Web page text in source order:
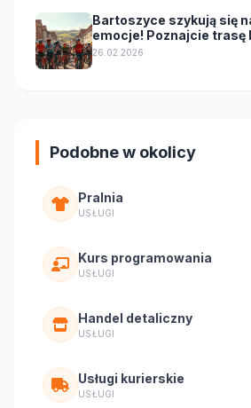
Bartoszyce szykują się
emocje! Poznajcie trasę
King Bike 2026
26.02.2026
Podobne w okolicy
Pralnia
USŁUGI
Kurs programowania
USŁUGI
Handel detaliczny
USŁUGI
Usługi kurierskie
USŁUGI